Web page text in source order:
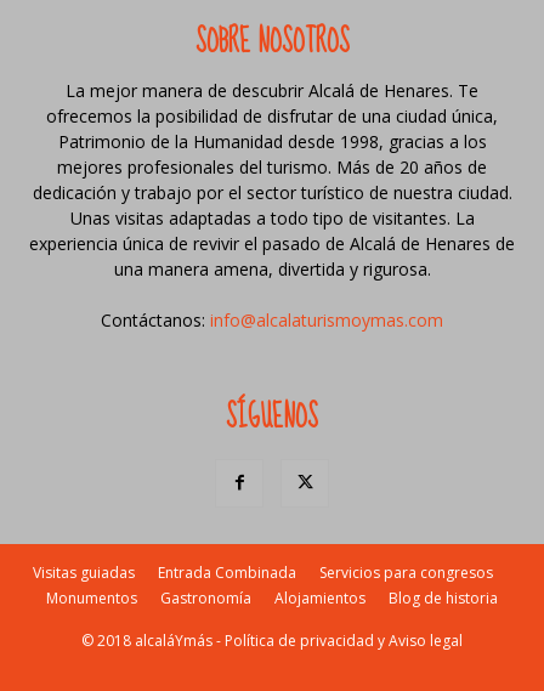
SOBRE NOSOTROS
La mejor manera de descubrir Alcalá de Henares. Te
ofrecemos la posibilidad de disfrutar de una ciudad única,
Patrimonio de la Humanidad desde 1998, gracias a los
mejores profesionales del turismo. Más de 20 años de
dedicación y trabajo por el sector turístico de nuestra ciudad.
Unas visitas adaptadas a todo tipo de visitantes. La
experiencia única de revivir el pasado de Alcalá de Henares de
una manera amena, divertida y rigurosa.
Contáctanos: info@alcalaturismoymas.com
SÍGUENOS
Visitas guiadas Entrada Combinada
Servicios para congresos
Monumentos
Gastronomía Alojamientos Blog de historia
© 2018 alcaláYmás - Política de privacidad y Aviso legal